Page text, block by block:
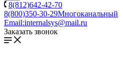
8(812)642-42-70
8(800)350-30-29Многоканальный
Email:internalsys@mail.ru
Заказать звонок